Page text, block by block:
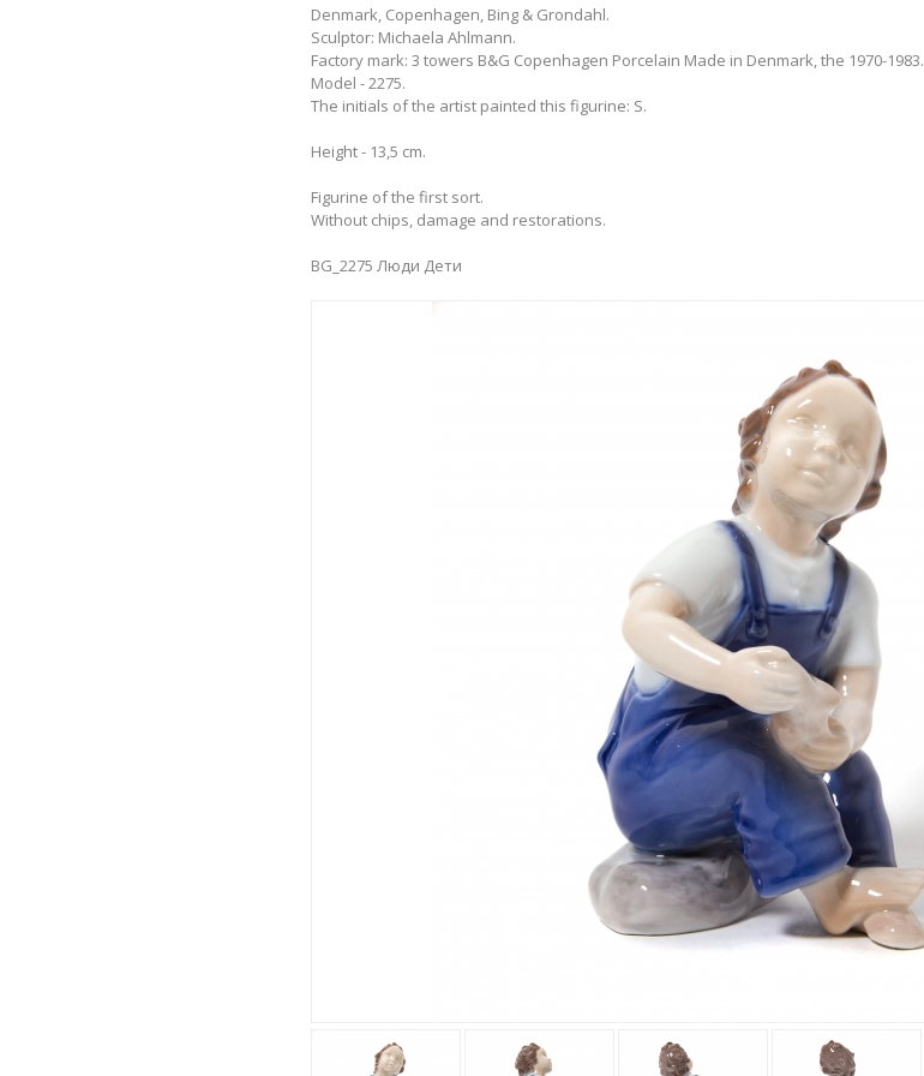
Denmark, Copenhagen, Bing & Grondahl.
Sculptor: Michaela Ahlmann.
Factory mark: 3 towers B&G Copenhagen Porcelain Made in Denmark, the 1970-1983.
Model - 2275.
The initials of the artist painted this figurine: S.
Height - 13,5 cm.
Figurine of the first sort.
Without chips, damage and restorations.
BG_2275 Люди Дети